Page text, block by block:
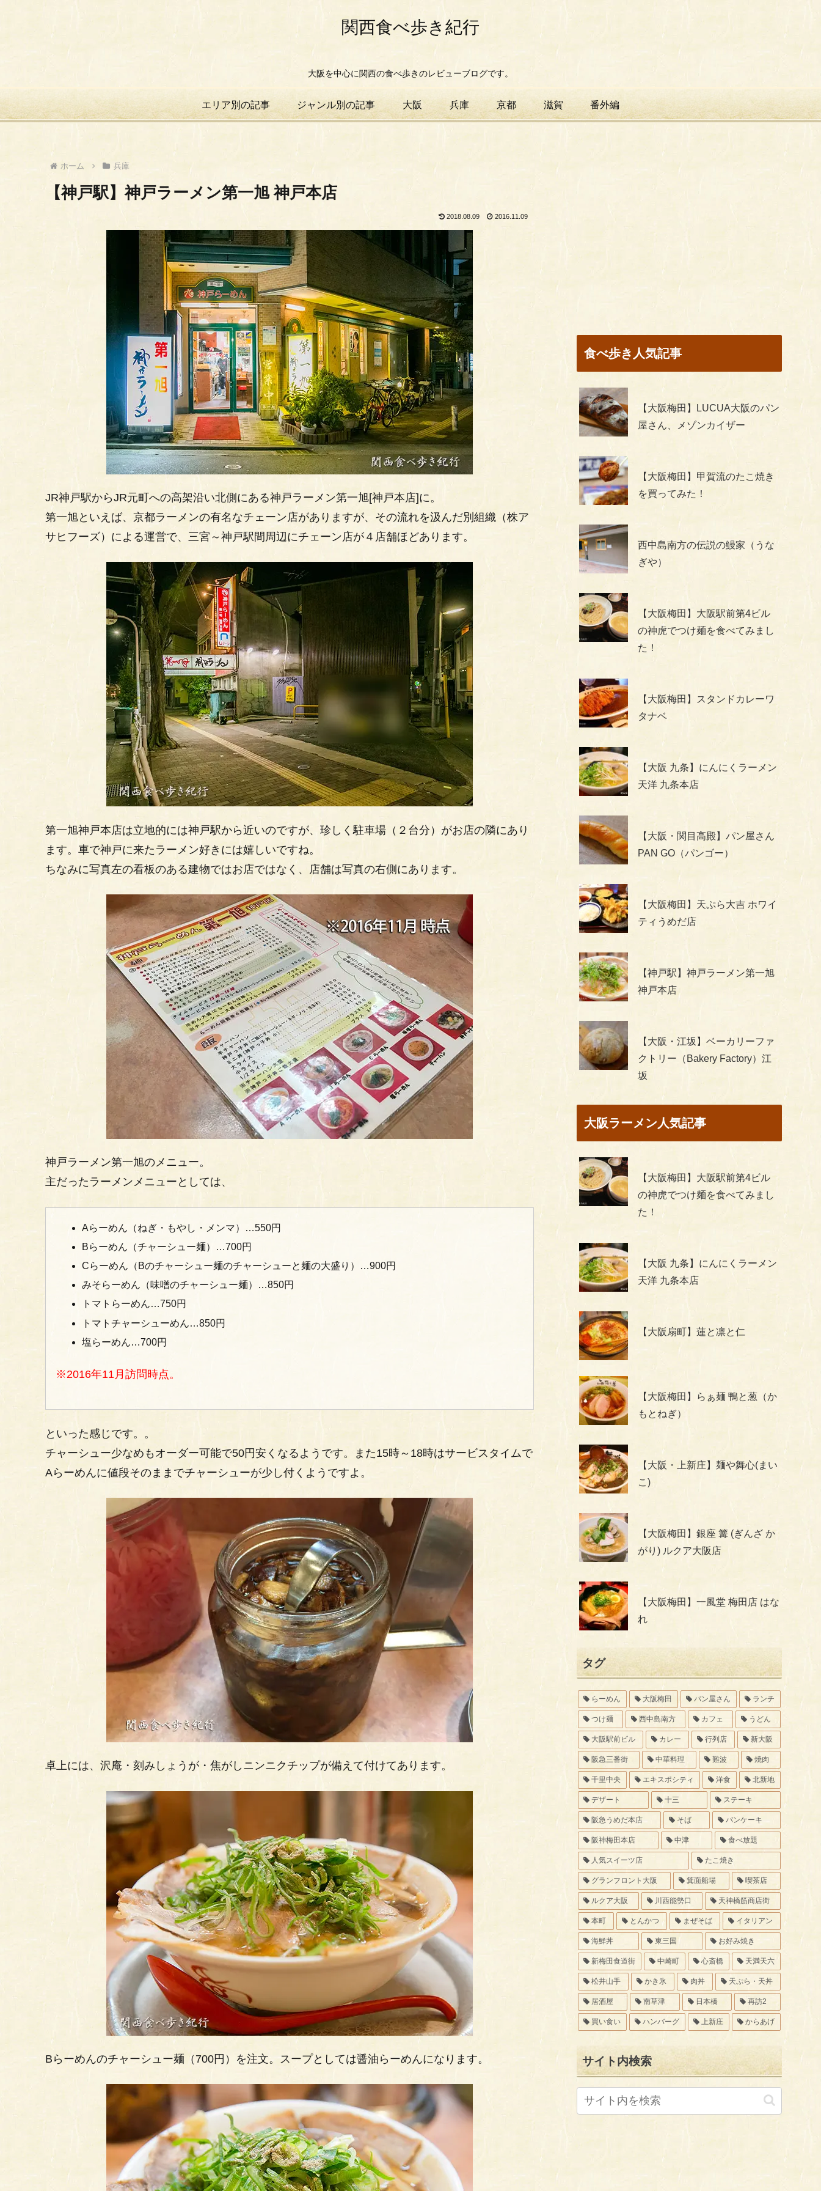
関西食べ歩き紀行
大阪を中心に関西の食べ歩きのレビューブログです。
エリア別の記事 ジャンル別の記事 大阪 兵庫 京都 滋賀 番外編
ホーム 兵庫
【神戸駅】神戸ラーメン第一旭 神戸本店
2018.08.09 2016.11.09
JR神戸駅からJR元町への高架沿い北側にある神戸ラーメン第一旭[神戸本店]に。
第一旭といえば、京都ラーメンの有名なチェーン店がありますが、その流れを汲んだ別組織（株ア
サヒフーズ）による運営で、三宮～神戸駅間周辺にチェーン店が４店舗ほどあります。
第一旭神戸本店は立地的には神戸駅から近いのですが、珍しく駐車場（２台分）がお店の隣にあり
ます。車で神戸に来たラーメン好きには嬉しいですね。
ちなみに写真左の看板のある建物ではお店ではなく、店舗は写真の右側にあります。
神戸ラーメン第一旭のメニュー。
主だったラーメンメニューとしては、
Aらーめん（ねぎ・もやし・メンマ）…550円
Bらーめん（チャーシュー麺）…700円
Cらーめん（Bのチャーシュー麺のチャーシューと麺の大盛り）…900円
みそらーめん（味噌のチャーシュー麺）…850円
トマトらーめん…750円
トマトチャーシューめん…850円
塩らーめん…700円
※2016年11月訪問時点。
といった感じです。。
チャーシュー少なめもオーダー可能で50円安くなるようです。また15時～18時はサービスタイムで
Aらーめんに値段そのままでチャーシューが少し付くようですよ。
卓上には、沢庵・刻みしょうが・焦がしニンニクチップが備えて付けてあります。
Bらーめんのチャーシュー麺（700円）を注文。スープとしては醤油らーめんになります。
食べ歩き人気記事
【大阪梅田】LUCUA大阪のパン
屋さん、メゾンカイザー
【大阪梅田】甲賀流のたこ焼き
を買ってみた！
西中島南方の伝説の鰻家（うな
ぎや）
【大阪梅田】大阪駅前第4ビル
の神虎でつけ麺を食べてみまし
た！
【大阪梅田】スタンドカレーワ
タナベ
【大阪 九条】にんにくラーメン
天洋 九条本店
【大阪・関目高殿】パン屋さん
PAN GO（パンゴー）
【大阪梅田】天ぷら大吉 ホワイ
ティうめだ店
【神戸駅】神戸ラーメン第一旭
神戸本店
【大阪・江坂】ベーカリーファ
クトリー（Bakery Factory）江
坂
大阪ラーメン人気記事
【大阪梅田】大阪駅前第4ビル
の神虎でつけ麺を食べてみまし
た！
【大阪 九条】にんにくラーメン
天洋 九条本店
【大阪扇町】蓮と凛と仁
【大阪梅田】らぁ麺 鴨と葱（か
もとねぎ）
【大阪・上新庄】麺や舞心(まい
こ)
【大阪梅田】銀座 篝 (ぎんざ か
がり) ルクア大阪店
【大阪梅田】一風堂 梅田店 はな
れ
タグ
らーめん 大阪梅田 パン屋さん ランチ
つけ麺 西中島南方 カフェ うどん
大阪駅前ビル カレー 行列店 新大阪
阪急三番街 中華料理 難波 焼肉
千里中央 エキスポシティ 洋食 北新地
デザート 十三 ステーキ
阪急うめだ本店 そば パンケーキ
阪神梅田本店 中津 食べ放題
人気スイーツ店 たこ焼き
グランフロント大阪 箕面船場 喫茶店
ルクア大阪 川西能勢口 天神橋筋商店街
本町 とんかつ まぜそば イタリアン
海鮮丼 東三国 お好み焼き
新梅田食道街 中崎町 心斎橋 天満天六
松井山手 かき氷 肉丼 天ぷら・天丼
居酒屋 南草津 日本橋 再訪2
買い食い ハンバーグ 上新庄 からあげ
サイト内検索